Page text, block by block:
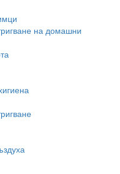
на домашни